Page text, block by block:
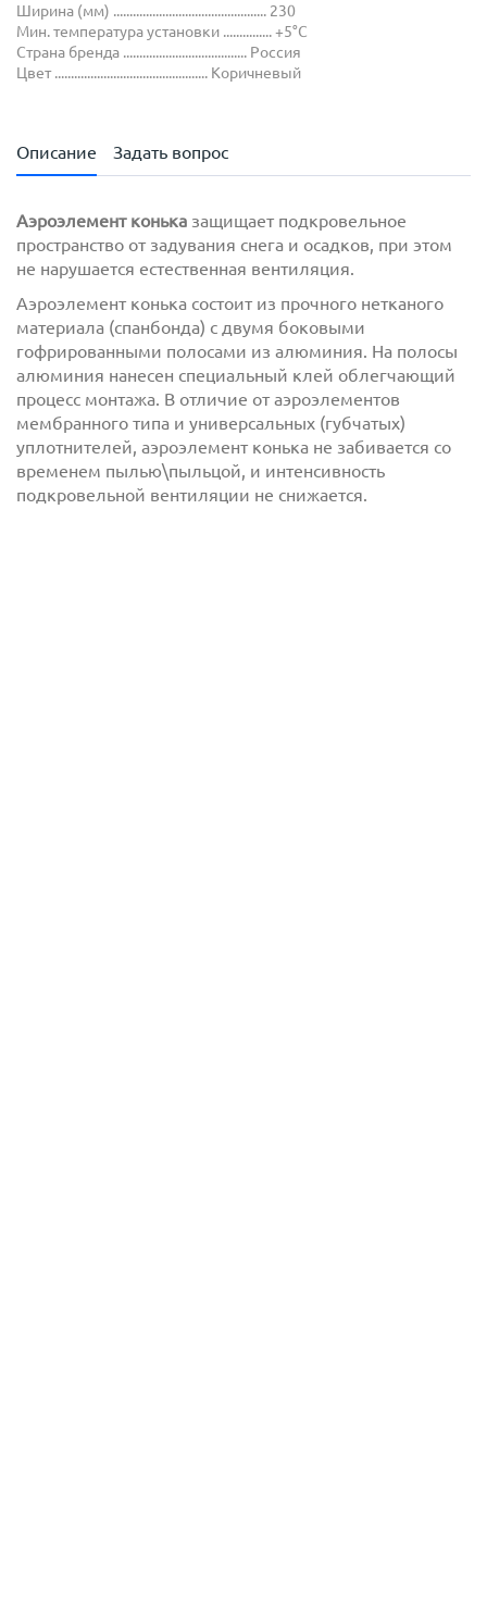
Ширина (мм) ............................................... 230
Мин. температура установки ............... +5°С
Страна бренда ...................................... Россия
Цвет ............................................... Коричневый
Описание Задать вопрос
сполитикой обработки персональных данных
ознакомлен(-а) и даюсогласие на обработку
персональных данных
сполитикой конфиденциальности ознакомлен(-а)
Аэроэлемент конька защищает подкровельное
пространство от задувания снега и осадков, при этом
не нарушается естественная вентиляция.
Аэроэлемент конька состоит из прочного нетканого
материала (спанбонда) с двумя боковыми
гофрированными полосами из алюминия. На полосы
алюминия нанесен специальный клей облегчающий
процесс монтажа. В отличие от аэроэлементов
мембранного типа и универсальных (губчатых)
уплотнителей, аэроэлемент конька не забивается со
временем пылью\пыльцой, и интенсивность
подкровельной вентиляции не снижается.